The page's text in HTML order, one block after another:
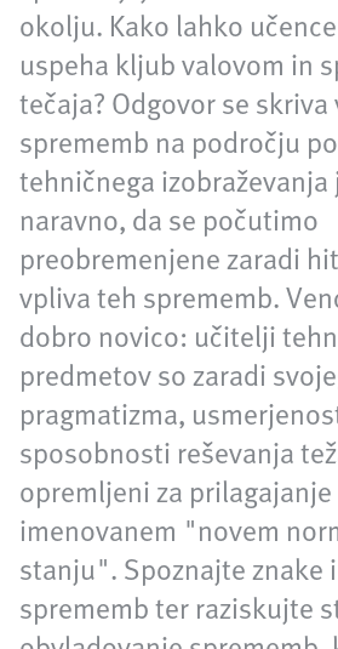
okolju. Kako lahko
uspeha kljub valovom in
tečaja? Odgovor se skriva
sprememb na področju
tehničnega
naravno, da se počutimo
preobremenjene zaradi
vpliva teh sprememb.
dobro novico: učitelji
predmetov so zaradi
pragmatizma,
sposobnosti reševanja
opremljeni za
imenovanem "novem
stanju". Spoznajte znake
sprememb ter raziskujte